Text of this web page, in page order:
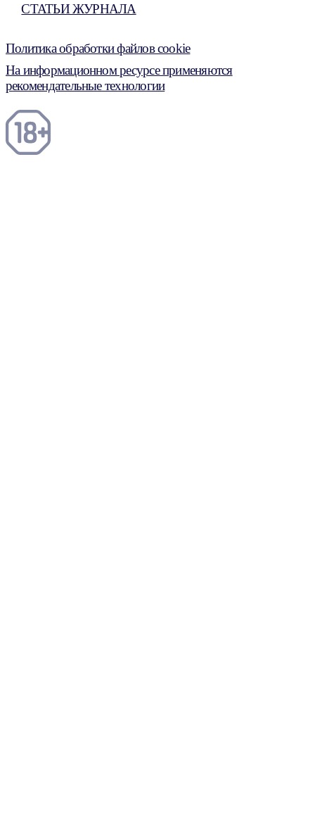
СТАТЬИ ЖУРНАЛА
Политика обработки файлов cookie
На информационном ресурсе применяются
рекомендательные технологии